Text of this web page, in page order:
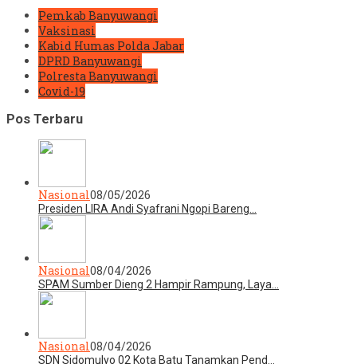
Pemkab Banyuwangi
Vaksinasi
Kabid Humas Polda Jabar
DPRD Banyuwangi
Polresta Banyuwangi
Covid-19
Pos Terbaru
Nasional08/05/2026
Presiden LIRA Andi Syafrani Ngopi Bareng…
Nasional08/04/2026
SPAM Sumber Dieng 2 Hampir Rampung, Laya…
Nasional08/04/2026
SDN Sidomulyo 02 Kota Batu Tanamkan Pend…